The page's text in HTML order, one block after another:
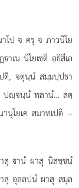
โป จ ครุ จ ภาวนีโย
เน นิโยเชติ อธิสีเล
ติ, จตุนฺนํ สมฺมปฺปธา
ปฺจนฺนํ พลานํ… สตฺ
โยเค สมาทเปติ –
สุ านํ ผาสุ นิสชฺชนํ
สุ อุลฺลปนํ ผาสุ สมุลฺ